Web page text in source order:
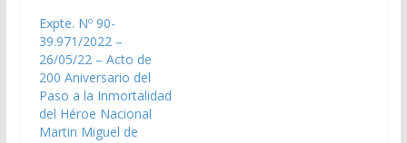
Paso a la Inmortalidad
del Héroe de la
Nación, General Martín
Miguel de Güemes”
que se llevara a cabo
el día 7 de…
Expte. Nº 90-
39.971/2022 –
26/05/22 – Acto de
200 Aniversario del
Paso a la Inmortalidad
del Héroe Nacional
Martin Miguel de